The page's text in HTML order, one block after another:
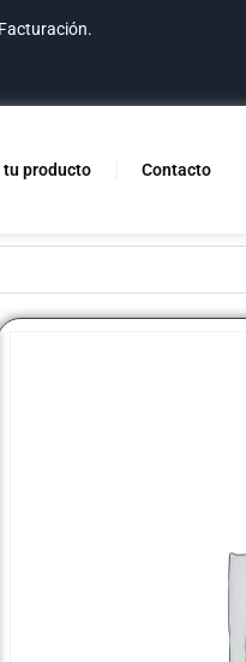
Facturación.
tu producto Contacto